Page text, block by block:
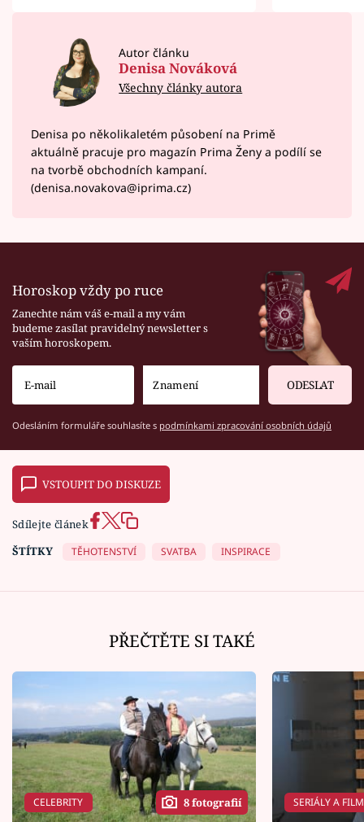
Autor článku
Denisa Nováková
Všechny články autora
Denisa po několikaletém působení na Primě
aktuálně pracuje pro magazín Prima Ženy a podílí se
na tvorbě obchodních kampaní.
(denisa.novakova@iprima.cz)
Horoskop vždy po ruce
Zanechte nám váš e-mail a my vám
budeme zasílat pravidelný newsletter s
vaším horoskopem.
ODESLAT
Odesláním formuláře souhlasíte s podmínkami zpracování osobních údajů
VSTOUPIT DO DISKUZE
Sdílejte článek
ŠTÍTKY
TĚHOTENSTVÍ SVATBA INSPIRACE
PŘEČTĚTE SI TAKÉ
CELEBRITY 8 fotografií SERIÁLY A